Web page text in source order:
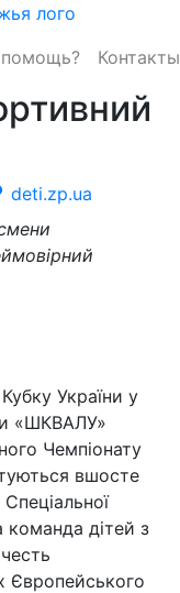
Контакты
deti.zp.ua
України у
«ШКВАЛУ»
Чемпіонату
вшосте
команда дітей з
Європейського